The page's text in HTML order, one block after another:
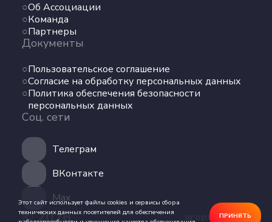
Об Ассоциации
Команда
Партнеры
Документы
Пользовательское соглашение
Согласие на обработку персональных данных
Политика обеспечения безопасности
персональных данных
Соц. сети
Телеграм
ВКонтакте
Max
© 2026 ягоржусь.рус
Пользовательское соглашение
Согласие на обработку персональных данных
Политика обеспечения безопасности
персональных данных
сети
Телеграм
ВКонтакте
Max
Этот сайт использует файлы cookies и сервисы сбора
технических данных посетителей для обеспечения
ПРИНЯТЬ